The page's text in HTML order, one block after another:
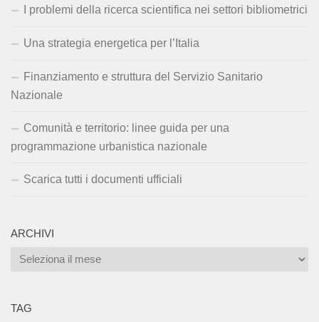
I problemi della ricerca scientifica nei settori bibliometrici
Una strategia energetica per l’Italia
Finanziamento e struttura del Servizio Sanitario
Nazionale
Comunità e territorio: linee guida per una
programmazione urbanistica nazionale
Scarica tutti i documenti ufficiali
ARCHIVI
Archivi
TAG